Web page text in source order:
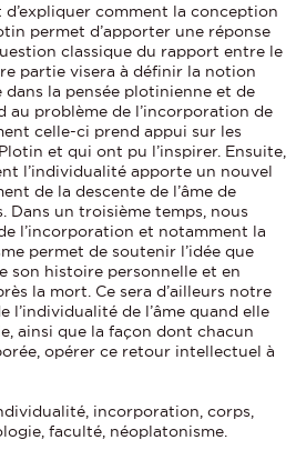
comment la conception
permet d’apporter une réponse
classique du rapport entre le
partie visera à définir la notion
dans la pensée plotinienne et de
au problème de l’incorporation de
celle-ci prend appui sur les
et qui ont pu l’inspirer. Ensuite,
l’individualité apporte un nouvel
de la descente de l’âme de
Dans un troisième temps, nous
l’incorporation et notamment la
permet de soutenir l’idée que
son histoire personnelle et en
la mort. Ce sera d’ailleurs notre
l’individualité de l’âme quand elle
ainsi que la façon dont chacun
opérer ce retour intellectuel à
incorporation, corps,
faculté, néoplatonisme.